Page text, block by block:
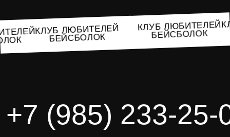
КЛУБ ЛЮБИТЕЛЕЙ
БЕЙСБОЛОК
КЛУБ ЛЮБИТЕЛЕЙ
БЕЙСБОЛОК
+7 (985) 233-25-